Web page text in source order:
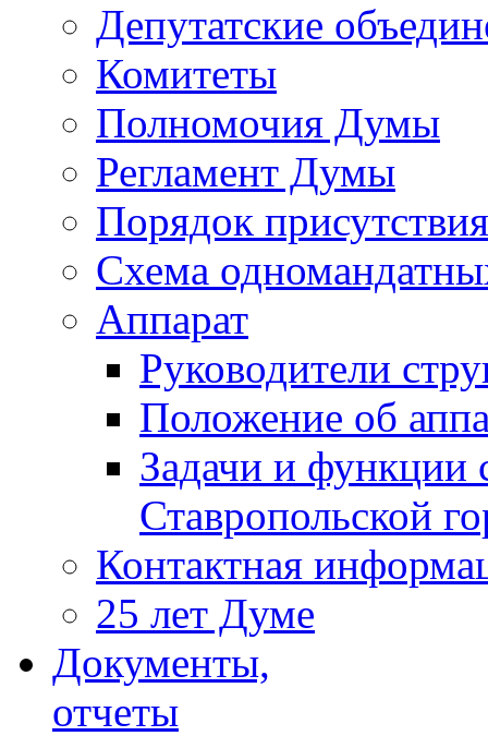
Депутатские
Комитеты
Полномочия Думы
Регламент Думы
Порядок
Схема
Аппарат
Руководители
Положение об
Задачи и функции
Ставропольской
Контактная
25 лет Думе
Документы,
отчеты